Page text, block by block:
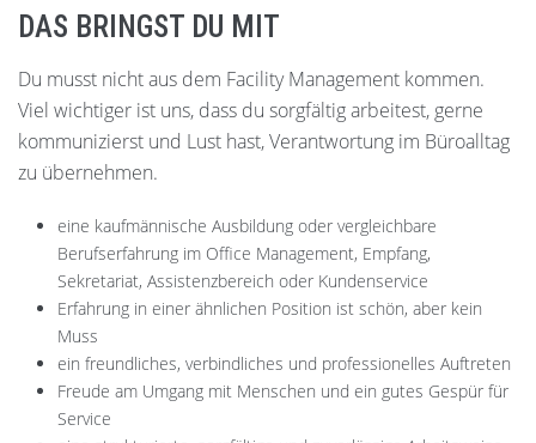
DAS BRINGST DU MIT
Du musst nicht aus dem Facility Management kommen.
Viel wichtiger ist uns, dass du sorgfältig arbeitest, gerne
kommunizierst und Lust hast, Verantwortung im Büroalltag
zu übernehmen.
eine kaufmännische Ausbildung oder vergleichbare
Berufserfahrung im Office Management, Empfang,
Sekretariat, Assistenzbereich oder Kundenservice
Erfahrung in einer ähnlichen Position ist schön, aber kein
Muss
ein freundliches, verbindliches und professionelles Auftreten
Freude am Umgang mit Menschen und ein gutes Gespür für
Service